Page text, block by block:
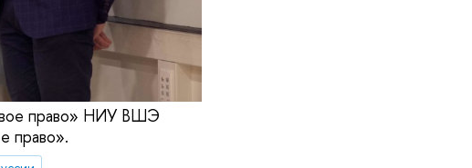
право» НИУ ВШЭ
право».